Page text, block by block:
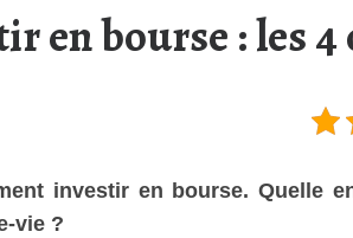
en bourse : les
investir en bourse. Quelle
vie ?